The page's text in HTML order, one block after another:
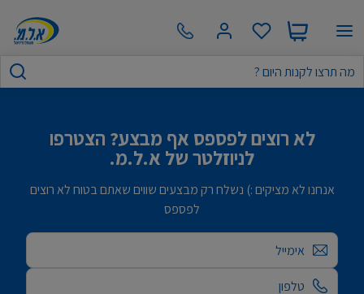
לא רוצים לפספס אף מבצע? הצטרפו
לניוזלטר של א.ל.מ.
אנחנו לא מציקים :) נשלח רק מבצעים שווים שאתם בטוח לא רוצים
לפספס
אימייל